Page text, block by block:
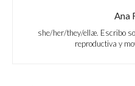
Ana
she/her/they/ellæ. Escribo
reproductiva y